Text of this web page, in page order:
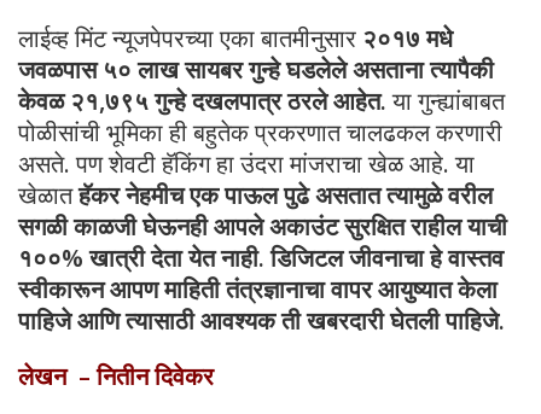
लाईव्ह मिंट न्यूजपेपरच्या एका बातमीनुसार २०१७ मधे
जवळपास ५० लाख सायबर गुन्हे घडलेले असताना त्यापैकी
केवळ २१,७९५ गुन्हे दखलपात्र ठरले आहेत.या गुन्ह्यांबाबत
पोळीसांची भूमिका ही बहुतेक प्रकरणात चालढकल करणारी
असते. पण शेवटी हॅकिंग हा उंदरा मांजराचा खेळ आहे. या
खेळातहॅकर नेहमीच एक पाऊल पुढे असतात त्यामुळे वरील
सगळी काळजी घेऊनही आपले अकाउंट सुरक्षित राहील याची
१००% खात्री देता येत नाही. डिजिटल जीवनाचा हे वास्तव
स्वीकारून आपण माहिती तंत्रज्ञानाचा वापर आयुष्यात केला
पाहिजे आणि त्यासाठी आवश्यक ती खबरदारी घेतली पाहिजे.
लेखन – नितीन दिवेकर